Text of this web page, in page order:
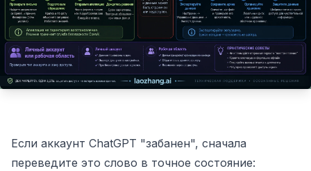
Если аккаунт ChatGPT "забанен", сначала
переведите это слово в точное состояние: